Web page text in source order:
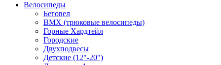
Велосипеды
Беговел
ВМХ (трюковые велосипеды)
Горные Хардтейл
Городские
Двухподвесы
Детские (12"-20")